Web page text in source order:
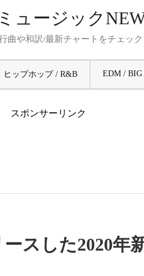
ュージック
曲や和訳/最新チャートをチェック
ヒップホップ / R&B EDM / BIG
スポンサーリンク
スした2020年